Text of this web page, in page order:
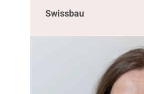
Swissbau